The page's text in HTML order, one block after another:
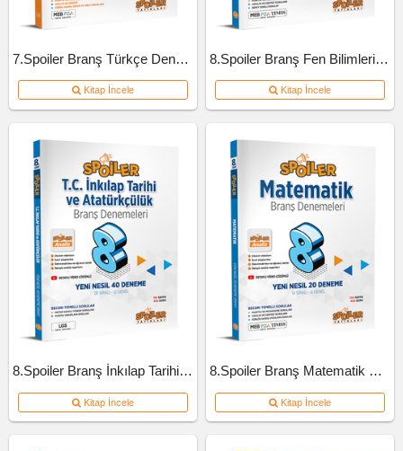
7.Spoiler Branş Türkçe Deneme
Kitap İncele
8.Spoiler Branş Fen Bilimleri Deneme
Kitap İncele
8.Spoiler Branş İnkılap Tarihi Ve Atatürkçülük Deneme
Kitap İncele
8.Spoiler Branş Matematik Deneme
Kitap İncele